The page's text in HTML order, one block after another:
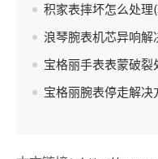
积家表摔坏怎么处理
浪琴腕表机芯异响解决方法(
宝格丽手表表蒙破裂处
宝格丽腕表停走解